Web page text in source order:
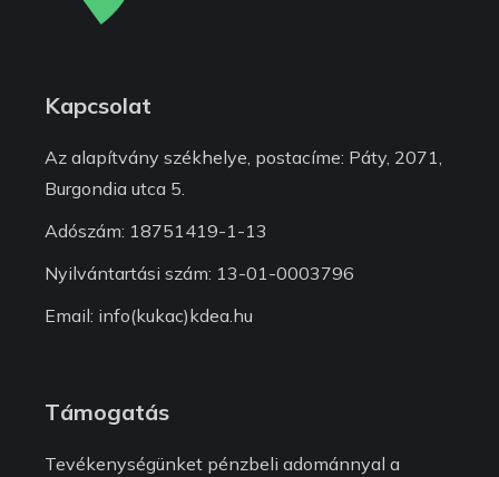
Kapcsolat
Az alapítvány székhelye, postacíme: Páty, 2071,
Burgondia utca 5.
Adószám: 18751419-1-13
Nyilvántartási szám: 13-01-0003796
Email: info(kukac)kdea.hu
Támogatás
Tevékenységünket pénzbeli adománnyal a